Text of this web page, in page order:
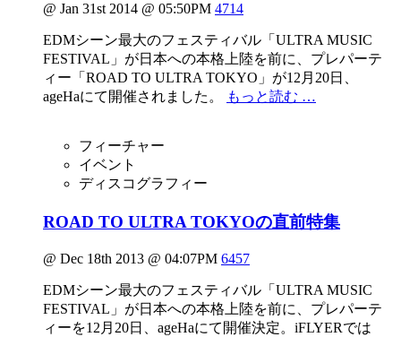
@ Jan 31st 2014 @ 05:50PM 4714
EDMシーン最大のフェスティバル「ULTRA MUSIC
FESTIVAL」が日本への本格上陸を前に、プレパーテ
ィー「ROAD TO ULTRA TOKYO」が12月20日、
ageHaにて開催されました。
もっと読む …
フィーチャー
イベント
ディスコグラフィー
ROAD TO ULTRA TOKYOの直前特集
@ Dec 18th 2013 @ 04:07PM 6457
EDMシーン最大のフェスティバル「ULTRA MUSIC
FESTIVAL」が日本への本格上陸を前に、プレパーテ
ィーを12月20日、ageHaにて開催決定。iFLYERでは